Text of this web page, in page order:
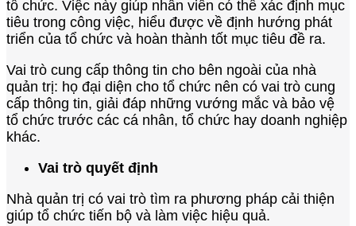
tổ chức. Việc này giúp nhân viên có thể xác định mục
tiêu trong công việc, hiểu được về định hướng phát
triển của tổ chức và hoàn thành tốt mục tiêu đề ra.
Vai trò cung cấp thông tin cho bên ngoài của nhà
quản trị: họ đại diện cho tổ chức nên có vai trò cung
cấp thông tin, giải đáp những vướng mắc và bảo vệ
tổ chức trước các cá nhân, tổ chức hay doanh nghiệp
khác.
Vai trò quyết định
Nhà quản trị có vai trò tìm ra phương pháp cải thiện
giúp tổ chức tiến bộ và làm việc hiệu quả.